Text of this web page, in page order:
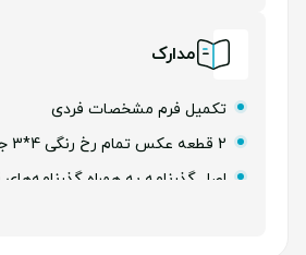
بیمه مسافرتی
مدارک
تکمیل فرم مشخصات فردی
2 قطعه عکس تمام رخ رنگی 4*3 جدید
اصل گذرنامه به همراه گذرنامه­‌های